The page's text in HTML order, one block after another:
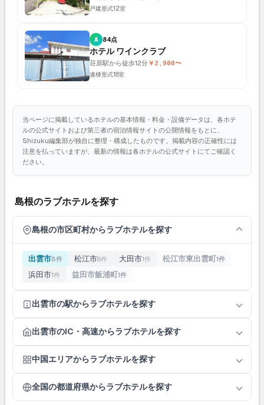
戸建形式12室
A 84点
ホテル ワインクラブ
荘原駅から徒歩12分￥2,900〜
連棟形式18室
当ページに掲載しているホテルの基本情報・料金・設備データは、各ホテ
ルの公式サイトおよび第三者の宿泊情報サイトの公開情報をもとに、
Shizuku編集部が独自に整理・構成したものです。掲載内容の正確性には
注意を払っていますが、最新の情報は各ホテルの公式サイトにてご確認く
ださい。
島根のラブホテルを探す
島根の市区町村からラブホテルを探す
出雲市8件 松江市8件 大田市1件 松江市東出雲町1件
浜田市1件 益田市飯浦町1件
出雲市の駅からラブホテルを探す
出雲市のIC・高速からラブホテルを探す
中国エリアからラブホテルを探す
全国の都道府県からラブホテルを探す